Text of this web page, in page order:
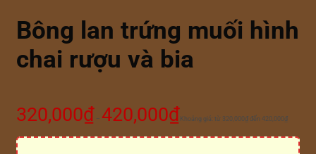
Bông lan trứng muối hình
chai rượu và bia
320,000₫ – 420,000₫ Khoảng giá: từ 320,000₫ đến 420,000₫